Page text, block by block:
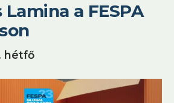
a FESPA
hétfő